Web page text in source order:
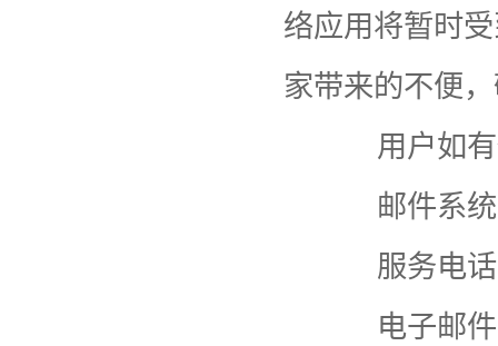
络应用将暂时
家带来的不便
用户如有
邮件系统
服务电话
电子邮件